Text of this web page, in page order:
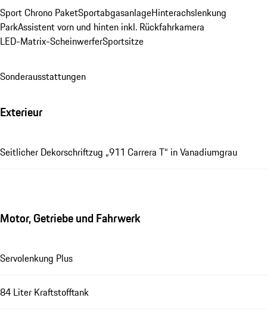
Sport Chrono PaketSportabgasanlageHinterachslenkung
ParkAssistent vorn und hinten inkl. Rückfahrkamera
LED-Matrix-ScheinwerferSportsitze
Sonderausstattungen
Exterieur
Seitlicher Dekorschriftzug „911 Carrera T“ in Vanadiumgrau
Motor, Getriebe und Fahrwerk
Servolenkung Plus
84 Liter Kraftstofftank